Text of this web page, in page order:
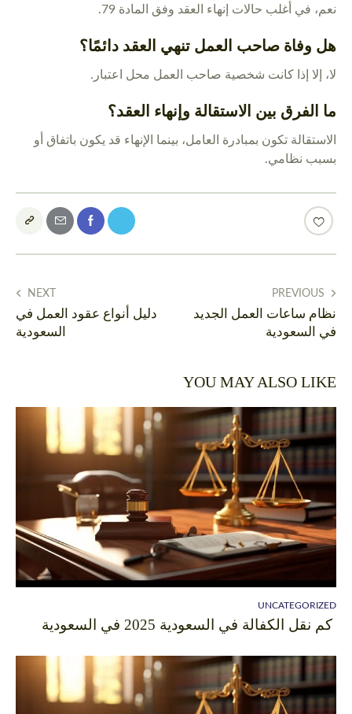
نعم، في أغلب حالات إنهاء العقد وفق المادة 79.
هل وفاة صاحب العمل تنهي العقد دائمًا؟
لا، إلا إذا كانت شخصية صاحب العمل محل اعتبار.
ما الفرق بين الاستقالة وإنهاء العقد؟
الاستقالة تكون بمبادرة العامل، بينما الإنهاء قد يكون باتفاق أو
بسبب نظامي.
PREVIOUS
نظام ساعات العمل الجديد
في السعودية
NEXT
دليل أنواع عقود العمل في
السعودية
YOU MAY ALSO LIKE
UNCATEGORIZED
كم نقل الكفالة في السعودية 2025 في السعودية